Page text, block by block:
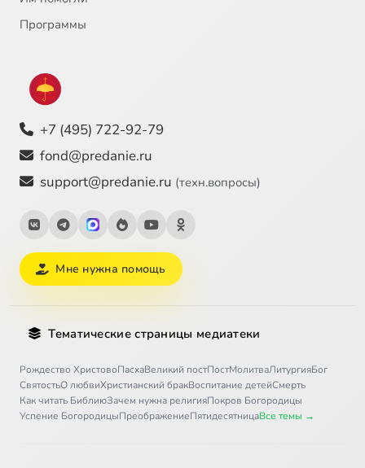
Программы
+7 (495) 722-92-79
fond@predanie.ru
support@predanie.ru (техн.вопросы)
Мне нужна помощь
Тематические страницы медиатеки
Рождество ХристовоПасхаВеликий постПостМолитваЛитургияБог
СвятостьО любвиХристианский бракВоспитание детейСмерть
Как читать БиблиюЗачем нужна религияПокров Богородицы
Успение БогородицыПреображениеПятидесятницаВсе темы →